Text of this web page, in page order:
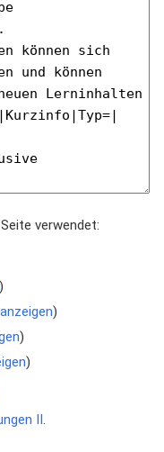
verwendet:
)
)
)
)
II.